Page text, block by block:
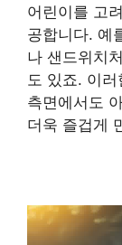
어린이를 고
공합니다. 예
나 샌드위치
도 있죠. 이
측면에서도
더욱 즐겁게